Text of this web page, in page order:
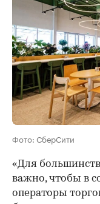
Фото: СберСити
«Для
важно, чтобы в
операторы